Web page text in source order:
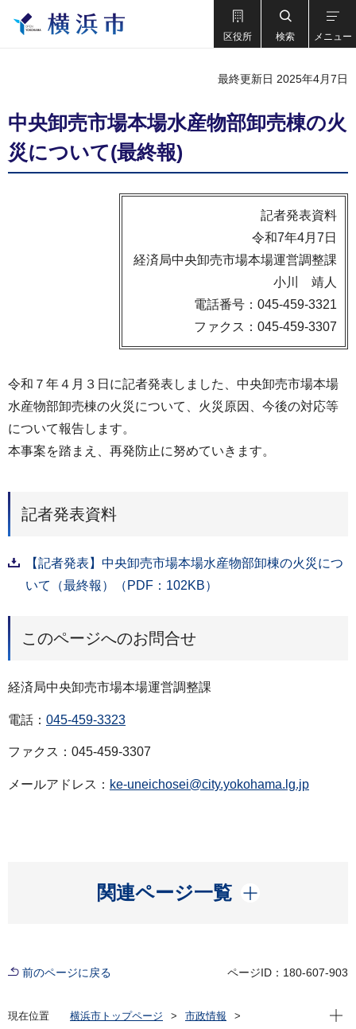
区役所 検索 メニュー
最終更新日 2025年4月7日
中央卸売市場本場水産物部卸売棟の火
災について(最終報)
記者発表資料
令和7年4月7日
経済局中央卸売市場本場運営調整課
小川 靖人
電話番号：045-459-3321
ファクス：045-459-3307
令和７年４月３日に記者発表しました、中央卸売市場本場
水産物部卸売棟の火災について、火災原因、今後の対応等
について報告します。
本事案を踏まえ、再発防止に努めていきます。
記者発表資料
【記者発表】中央卸売市場本場水産物部卸棟の火災につ
いて（最終報）（PDF：102KB）
このページへのお問合せ
経済局中央卸売市場本場運営調整課
電話： 045-459-3323
ファクス：045-459-3307
メールアドレス： ke-uneichosei@city.yokohama.lg.jp
関連ページ一覧
開く
前のページに戻る ページID：180-607-903
現在位置 横浜市トップページ
市政情報
現在